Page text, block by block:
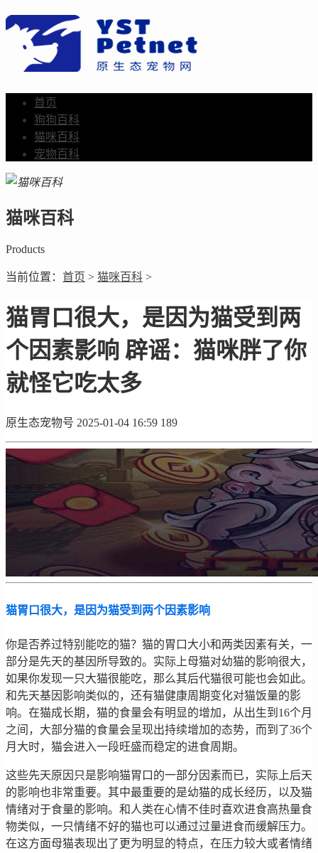
首页
狗狗百科
猫咪百科
宠物百科
猫咪百科
Products
当前位置： 首页 > 猫咪百科 >
猫胃口很大，是因为猫受到两
个因素影响 辟谣：猫咪胖了你
就怪它吃太多
原生态宠物号 2025-01-04 16:59 189
猫胃口很大，是因为猫受到两个因素影响
你是否养过特别能吃的猫？猫的胃口大小和两类因素有关，一
部分是先天的基因所导致的。实际上母猫对幼猫的影响很大，
如果你发现一只大猫很能吃，那么其后代猫很可能也会如此。
和先天基因影响类似的，还有猫健康周期变化对猫饭量的影
响。在猫成长期，猫的食量会有明显的增加，从出生到16个月
之间，大部分猫的食量会呈现出持续增加的态势，而到了36个
月大时，猫会进入一段旺盛而稳定的进食周期。
这些先天原因只是影响猫胃口的一部分因素而已，实际上后天
的影响也非常重要。其中最重要的是幼猫的成长经历，以及猫
情绪对于食量的影响。和人类在心情不佳时喜欢进食高热量食
物类似，一只情绪不好的猫也可以通过过量进食而缓解压力。
在这方面母猫表现出了更为明显的特点，在压力较大或者情绪